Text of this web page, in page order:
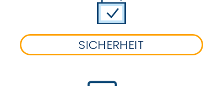
SICHERHEIT